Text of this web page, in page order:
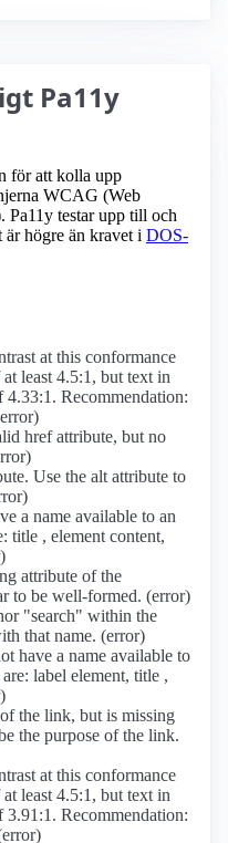
Pa11y
för att kolla upp
WCAG (Web
Pa11y testar upp till och
högre än kravet i DOS-
at this conformance
least 4.5:1, but text in
4.33:1. Recommendation:
href attribute, but no
Use the alt attribute to
a name available to an
title , element content,
attribute of the
to be well-formed. (error)
"search" within the
that name. (error)
have a name available to
label element, title ,
the link, but is missing
the purpose of the link.
at this conformance
least 4.5:1, but text in
3.91:1. Recommendation: